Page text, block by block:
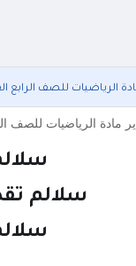
الرياضيات للصف الرابع
الرابع الفصل الثاني 2022 سلالم تقدير مادة الرياضيات الصف الرابع
سلالم